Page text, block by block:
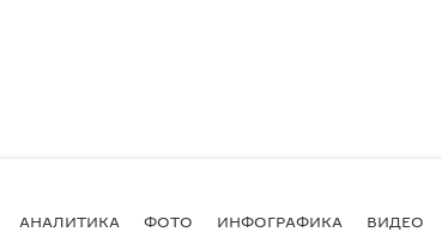
АНАЛИТИКА ФОТО ИНФОГРАФИКА ВИДЕО